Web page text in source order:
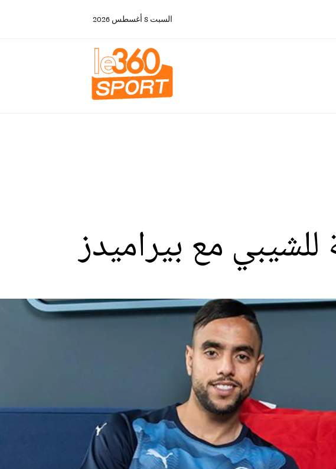
السبت 8 أغسطس 2026
للشيبي مع بيراميدز